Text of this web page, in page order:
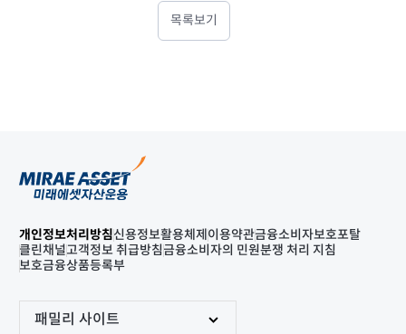
목록보기
개인정보처리방침신용정보활용체제 이용약관금융소비자보호포탈
클린채널고객정보 취급방침금융소비자의 민원분쟁 처리 지침
보호금융상품등록부
패밀리 사이트